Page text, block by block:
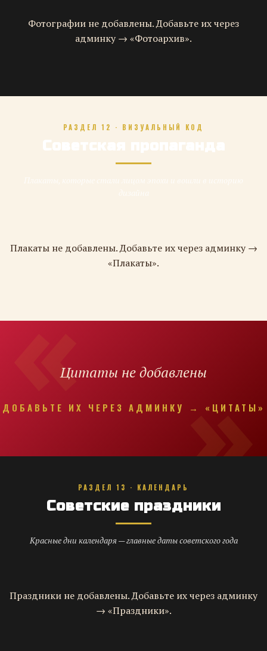
Фотографии не добавлены. Добавьте их через
админку → «Фотоархив».
РАЗДЕЛ 12 · ВИЗУАЛЬНЫЙ КОД
Советская пропаганда
Плакаты не добавлены. Добавьте их через админку →
«Плакаты».
Цитаты не добавлены
ДОБАВЬТЕ ИХ ЧЕРЕЗ АДМИНКУ → «ЦИТАТЫ»
РАЗДЕЛ 13 · КАЛЕНДАРЬ
Советские праздники
Красные дни календаря — главные даты советского года
Праздники не добавлены. Добавьте их через админку
→ «Праздники».